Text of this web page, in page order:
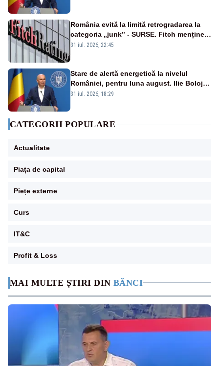
MAI MULTE ȘTIRI DIN BĂNCI
România evită la limită retrogradarea la
categoria „junk” - SURSE. Fitch menține
ratingul BBB-
31 iul. 2026, 22:45
Stare de alertă energetică la nivelul
României, pentru luna august. Ilie Bolojan
a anunțat importuri și posibile restricții –
31 iul. 2026, 18:29
CATEGORII POPULARE
Actualitate
Piața de capital
Piețe externe
Curs
IT&C
Profit & Loss